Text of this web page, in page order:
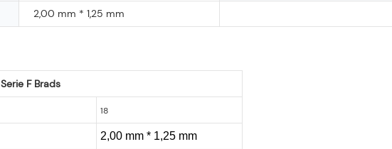
2,00 mm * 1,25 mm
Serie F Brads
18
2,00 mm * 1,25 mm